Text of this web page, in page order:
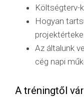
Költségterv-
Hogyan
Az általunk
cég napi
A tréningtől